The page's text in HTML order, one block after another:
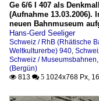
Ge 6/6 I 407 als
(Aufnahme
neuen Bahnmuseum
Hans-Gerd Seeliger
Schweiz / RhB (Rhätische
Weltkulturerbe) 940,
Schweiz /
(Bergün)
 813  5 1024x768 Px,